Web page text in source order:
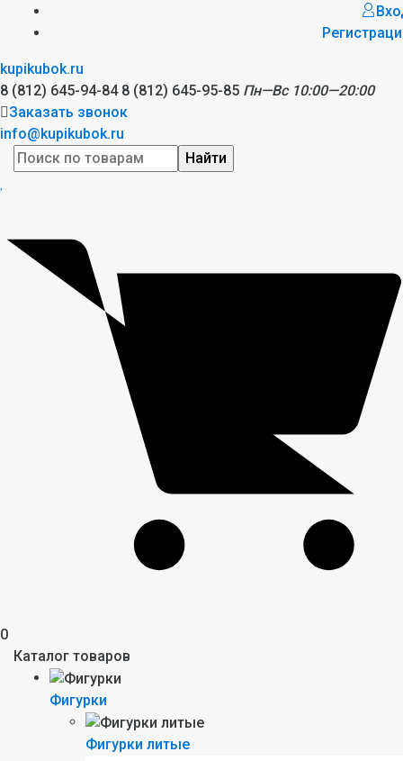
kupikubok.ru
8 (812) 645-94-84 8 (812) 645-95-85 Пн—Вс 10:00—20:00
Заказать звонок
info@kupikubok.ru
Найти
0
Каталог товаров
Фигурки
Фигурки литые